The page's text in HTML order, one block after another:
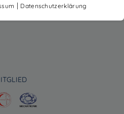
| Datenschutzerklärung